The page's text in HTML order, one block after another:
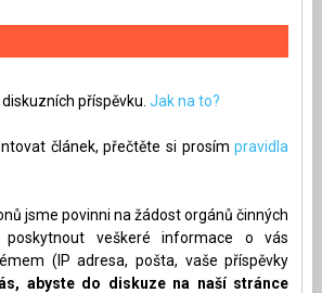
příspěvku. Jak na to?
článek, přečtěte si prosímpravidla
jsme povinni na žádost orgánů činných
veškeré informace o vás
(IP adresa, pošta, vaše příspěvky
abyste do diskuze na naší stránce